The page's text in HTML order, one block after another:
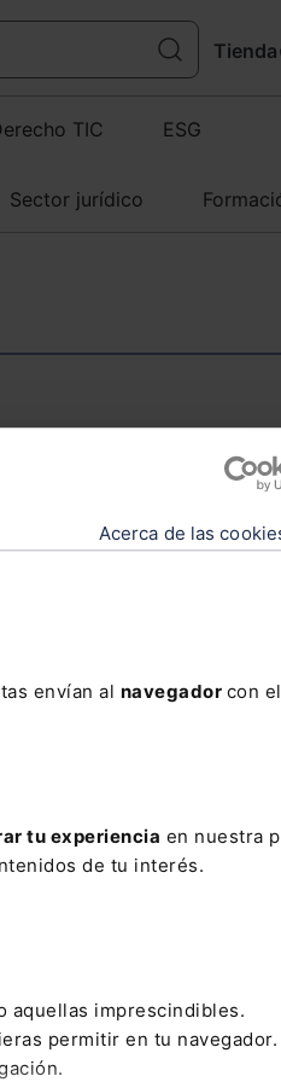
Acerca de las
envían al navegador con el
tu experiencia en nuestra
de tu interés.
aquellas imprescindibles.
permitir en tu navegador.
Tienda
TIC ESG
Sector jurídico
de solvencia
sobre su adaptación a
de datos
LEFEBVRE FORMACIÓN